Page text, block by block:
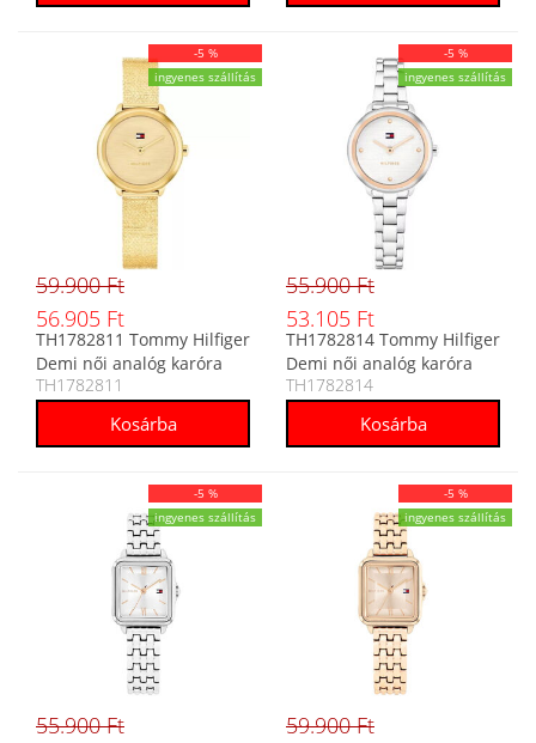
-5 %
ingyenes szállítás
59.900 Ft
56.905 Ft
TH1782811 Tommy Hilfiger
Demi női analóg karóra
TH1782811
-5 %
ingyenes szállítás
55.900 Ft
53.105 Ft
TH1782814 Tommy Hilfiger
Demi női analóg karóra
TH1782814
-5 %
ingyenes szállítás
55.900 Ft
-5 %
ingyenes szállítás
59.900 Ft